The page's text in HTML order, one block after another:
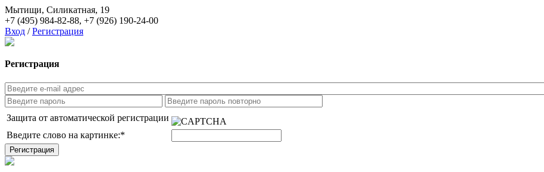
Мытищи, Силикатная, 19
+7 (495) 984-82-88, +7 (926) 190-24-00
Вход / Регистрация
Регистрация
Защита от автоматической регистрации
Введите слово на картинке:*